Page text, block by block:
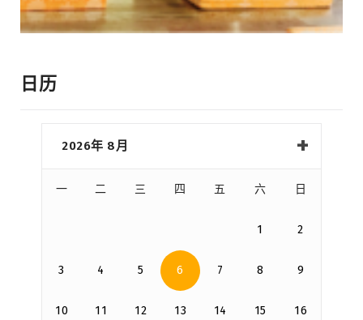
日历
2026年 8月
一 二 三 四 五 六 日
1 2
3 4 5 6 7 8 9
10 11 12 13 14 15 16